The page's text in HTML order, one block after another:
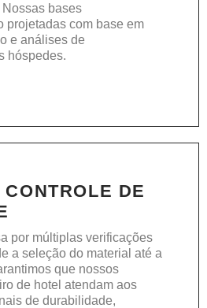
bases
projetadas com base em
e análises de
hóspedes.
DE
por múltiplas verificações
a seleção do material até a
que nossos
de hotel atendam aos
de durabilidade,